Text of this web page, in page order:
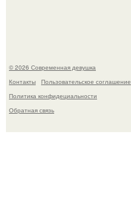
© 2026 Современная девушка
Контакты
Пользовательское соглашение
Политика конфидециальности
Обратная связь